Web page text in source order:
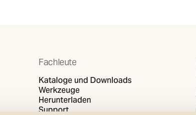
Fachleute
Kataloge und Downloads
Werkzeuge
Herunterladen
Support